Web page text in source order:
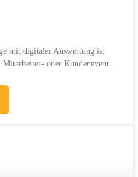
mit digitaler Auswertung ist
oder Kundenevent.